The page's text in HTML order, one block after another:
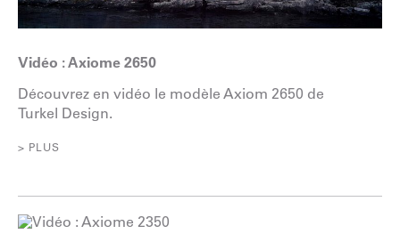
Vidéo : Axiome 2650
Découvrez en vidéo le modèle Axiom 2650 de
Turkel Design.
> PLUS